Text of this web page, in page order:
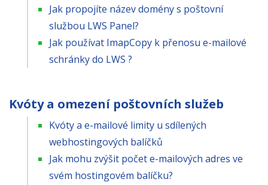
Jak propojíte název domény s poštovní
službou LWS Panel?
Jak používat ImapCopy k přenosu e-mailové
schránky do LWS ?
Kvóty a omezení poštovních služeb
Kvóty a e-mailové limity u sdílených
webhostingových balíčků
Jak mohu zvýšit počet e-mailových adres ve
svém hostingovém balíčku?